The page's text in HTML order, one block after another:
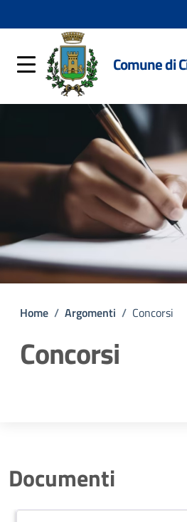
Comune di
Home / Argomenti / Concorsi
Concorsi
Documenti